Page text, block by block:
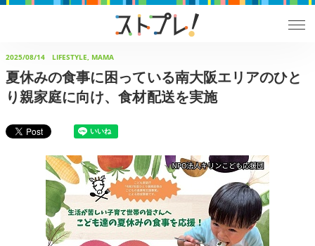
2025/08/14 LIFESTYLE, MAMA
夏休みの食事に困っている南大阪エリアのひと
り親家庭に向け、食材配送を実施